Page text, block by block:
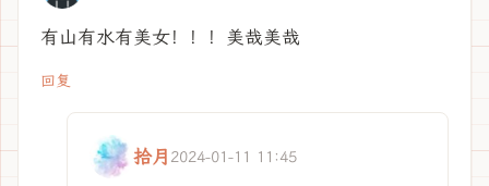
有山有水有美女！！！美哉美哉
回复
拾月 2024-01-11 11:45